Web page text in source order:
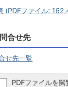
(PDFファイル:
合せ先
せ先一覧
PDFファイルを